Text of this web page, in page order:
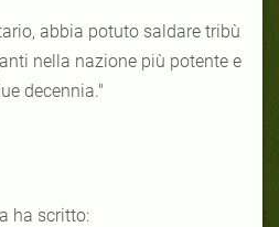
abbia potuto saldare tribù
nella nazione più potente e
decennia."
ha scritto: